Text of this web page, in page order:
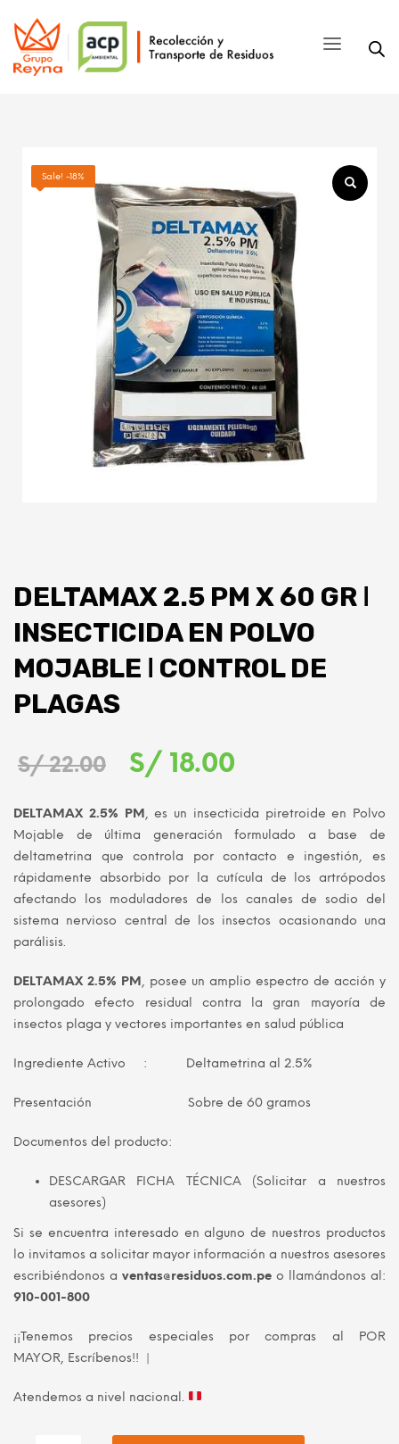
Sale! -18%
DELTAMAX 2.5 PM X 60 GR ǀ
INSECTICIDA EN POLVO
MOJABLE ǀ CONTROL DE
PLAGAS
S/22.00
El
original
era:
S/ 22.00.
S/ 18.00
actual
es:
S/ 18.00.
DELTAMAX 2.5% PM, es un insecticida piretroide en Polvo
Mojable de última generación formulado a base de
deltametrina que controla por contacto e ingestión, es
rápidamente absorbido por la cutícula de los artrópodos
afectando los moduladores de los canales de sodio del
sistema nervioso central de los insectos ocasionando una
parálisis.
DELTAMAX 2.5% PM, posee un amplio espectro de acción y
prolongado efecto residual contra la gran mayoría de
insectos plaga y vectores importantes en salud pública
Ingrediente Activo : Deltametrina al 2.5%
Presentación Sobre de 60 gramos
Documentos del producto:
DESCARGAR FICHA TÉCNICA (Solicitar a nuestros
asesores)
Si se encuentra interesado en alguno de nuestros productos
lo invitamos a solicitar mayor información a nuestros asesores
escribiéndonos a ventas@residuos.com.pe o llamándonos al:
910-001-800
¡¡Tenemos precios especiales por compras al POR
MAYOR, Escríbenos!! |
Atendemos a nivel nacional.